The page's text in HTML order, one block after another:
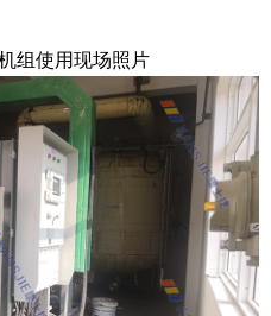
组使用现场照片